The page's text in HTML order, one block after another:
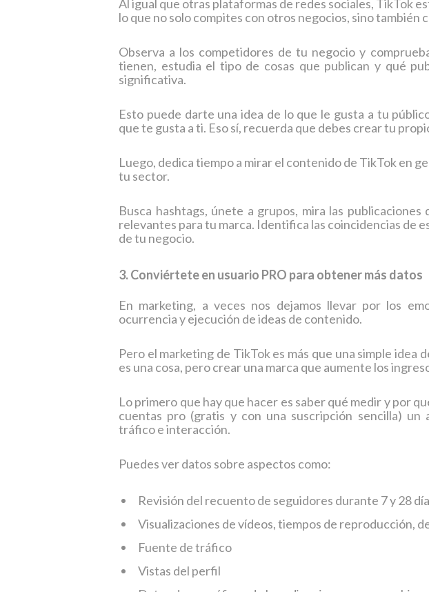
Al igual que otras plataformas de redes sociales, TikTok
lo que no solo compites con otros negocios, sino también
Observa a los competidores de tu negocio y
tienen, estudia el tipo de cosas que publican y qué
significativa.
Esto puede darte una idea de lo que le gusta a tu
que te gusta a ti. Eso sí, recuerda que debes crear tu
Luego, dedica tiempo a mirar el contenido de TikTok en
tu sector.
Busca hashtags, únete a grupos, mira las
relevantes para tu marca. Identifica las coincidencias de
de tu negocio.
3. Conviértete en usuario PRO para obtener más datos
En marketing, a veces nos dejamos llevar por los
ocurrencia y ejecución de ideas de contenido.
Pero el marketing de TikTok es más que una simple idea
es una cosa, pero crear una marca que aumente los
Lo primero que hay que hacer es saber qué medir y por
cuentas pro (gratis y con una suscripción sencilla) un
tráfico e interacción.
Puedes ver datos sobre aspectos como:
Revisión del recuento de seguidores durante 7 y 28
Visualizaciones de vídeos, tiempos de reproducción,
Fuente de tráfico
Vistas del perfil